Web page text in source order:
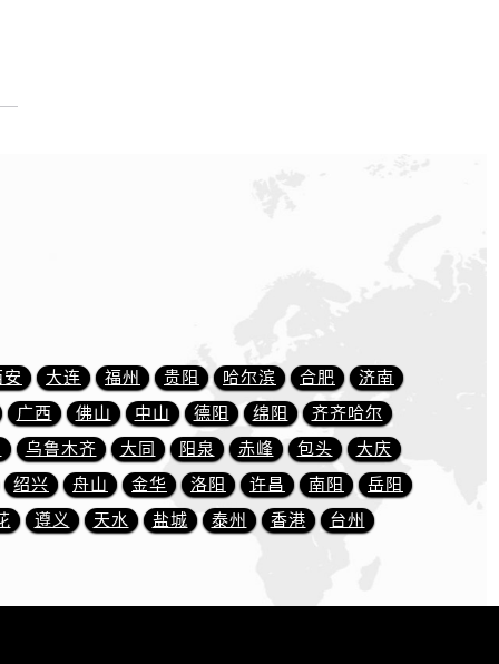
安 大连 福州 贵阳 哈尔滨 合肥
济南
广西 佛山 中山 德阳 绵阳
齐齐哈尔
乌鲁木齐 大同 阳泉 赤峰 包头
大庆
绍兴 舟山 金华 洛阳 许昌 南阳
岳阳
遵义 天水 盐城 泰州 香港 台州